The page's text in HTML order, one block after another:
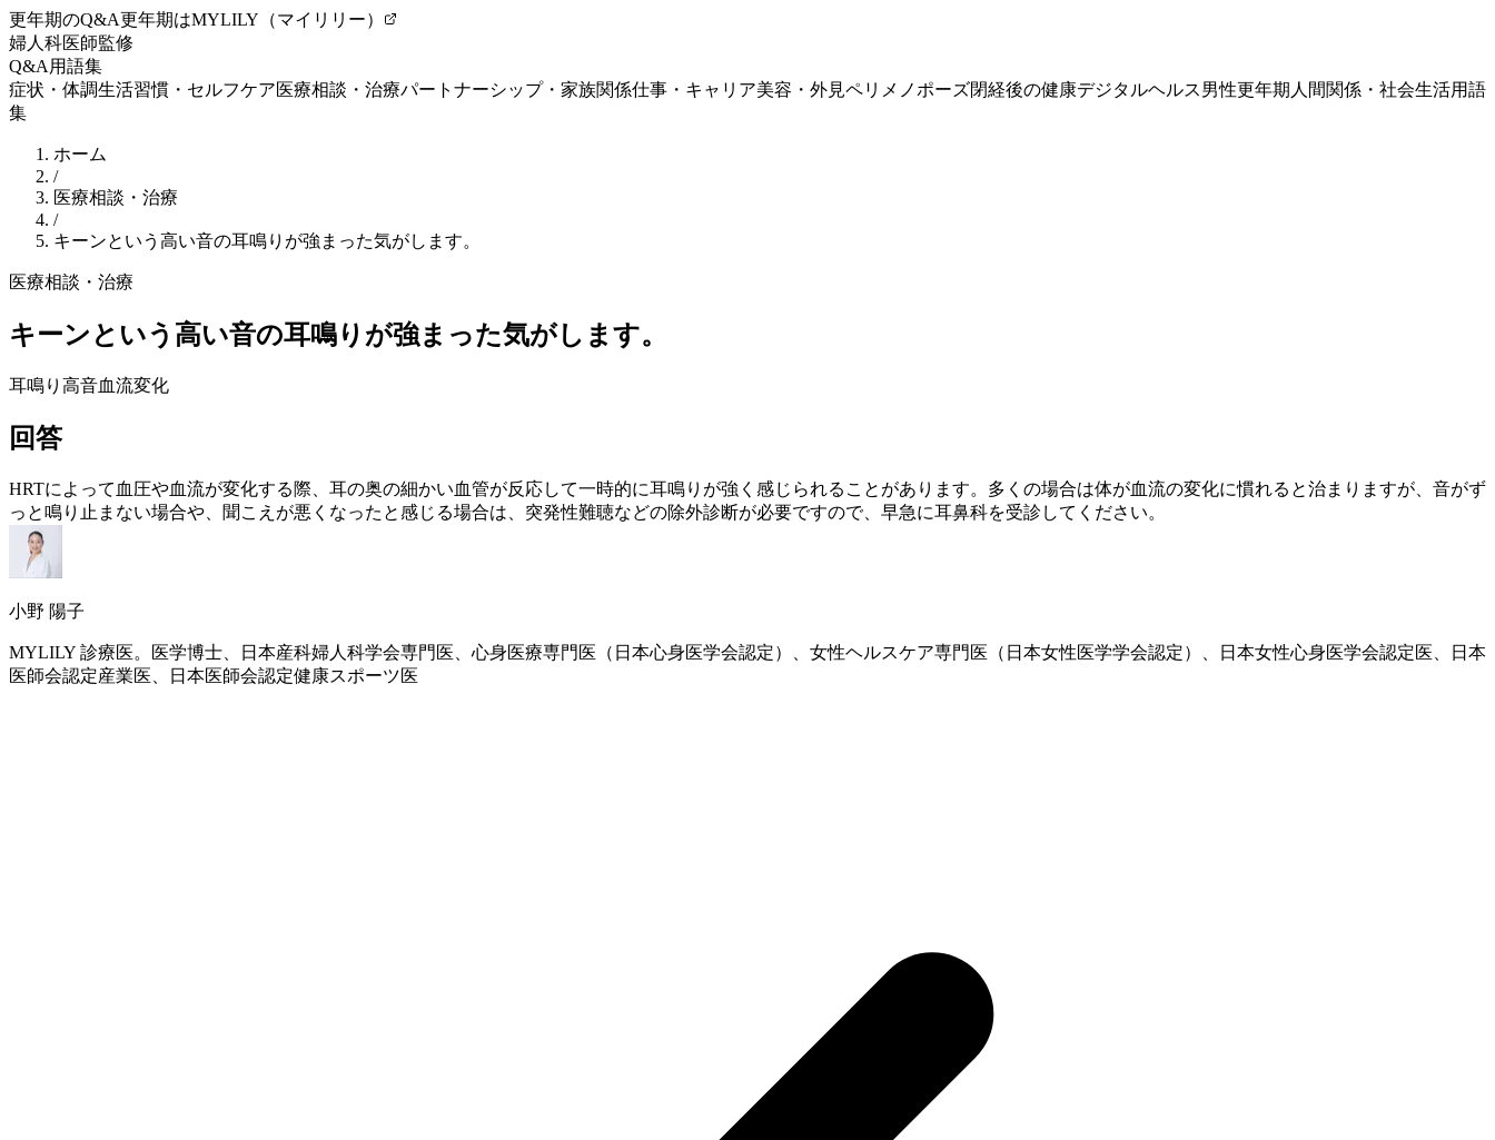
更年期のQ&A更年期はMYLILY（マイリリー）
婦人科医師監修
Q&A 用語集
症状・体調生活習慣・セルフケア医療相談・治療パートナーシップ・家族関係仕事・キャリア美容・外見ペリメノポーズ閉経後の健康デジタルヘルス男性更年期 人間関係・社会生活用語
集
ホーム
/
医療相談・治療
/
キーンという高い音の耳鳴りが強まった気がします。
医療相談・治療
キーンという高い音の耳鳴りが強まった気がします。
耳鳴り 高音血流変化
回答
HRTによって血圧や血流が変化する際、耳の奥の細かい血管が反応して一時的に耳鳴りが強く感じられることがあります。多くの場合は体が血流の変化に慣れると治まりますが、音がず
っと鳴り止まない場合や、聞こえが悪くなったと感じる場合は、突発性難聴などの除外診断が必要ですので、早急に耳鼻科を受診してください。
小野 陽子
MYLILY 診療医。医学博士、日本産科婦人科学会専門医、心身医療専門医（日本心身医学会認定）、女性ヘルスケア専門医（日本女性医学学会認定）、日本女性心身医学会認定医、日本
医師会認定産業医、日本医師会認定健康スポーツ医